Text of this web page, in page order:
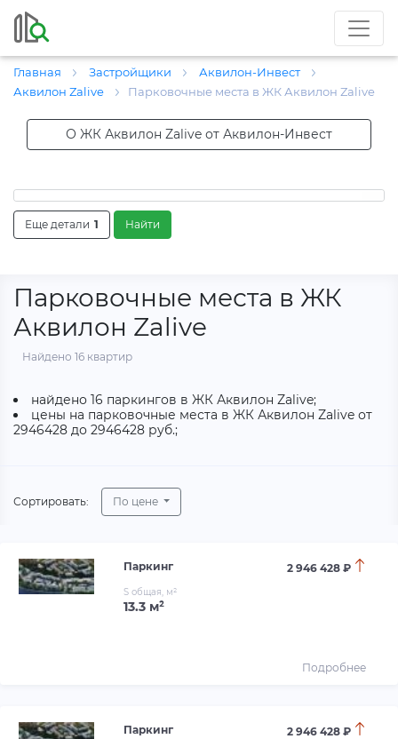
Главная Застройщики
Аквилон-Инвест
Аквилон Zalive
Парковочные места в ЖК Аквилон Zalive
О ЖК Аквилон Zalive от Аквилон-Инвест
Еще детали 1 Найти
Парковочные места в ЖК
Аквилон Zalive
Найдено 16 квартир
найдено 16 паркингов в ЖК Аквилон Zalive;
цены на парковочные места в ЖК Аквилон Zalive от
2946428 до 2946428 руб.;
Сортировать: По цене
Паркинг 2 946 428 ₽
S общая, м²
13.3 м²
Подробнее
Паркинг 2 946 428 ₽